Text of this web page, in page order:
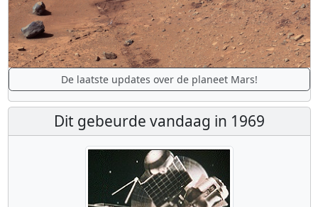
De laatste updates over de planeet Mars!
Dit gebeurde vandaag in 1969